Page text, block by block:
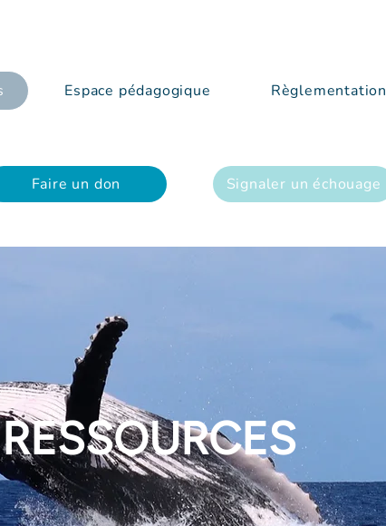
Espace pédagogique Règlementation
Faire un don Signaler un échouage